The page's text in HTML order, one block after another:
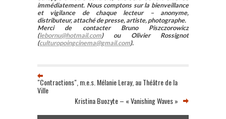
immédiatement. Nous comptons sur la bienveillance
et vigilance de chaque lecteur – anonyme,
distributeur, attaché de presse, artiste, photographe.
Merci de contacter Bruno Piszczorowicz
(lebornu@hotmail.com) ou Olivier Rossignot
(culturopoingcinema@gmail.com).
"Contractions", m.e.s. Mélanie Leray, au Théâtre de la
Ville
Kristina Buozyte – « Vanishing Waves »